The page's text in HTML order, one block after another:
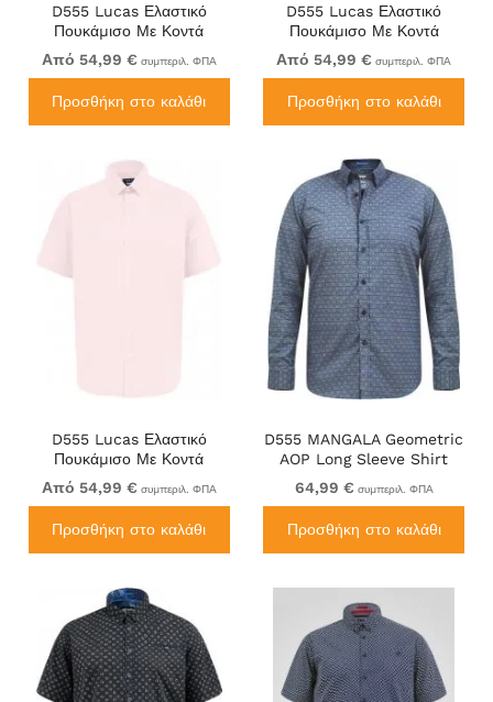
D555 Lucas Ελαστικό
Πουκάμισο Με Κοντά
Μανίκια Ανθεκτικό Στους
Λεκέδες Χωρίς Σιδέρωμα
Από 54,99 € συμπεριλ. ΦΠΑ
Προσθήκη στο καλάθι
D555 Lucas Ελαστικό
Πουκάμισο Με Κοντά
Μανίκια Ανθεκτικό Στους
Λεκέδες Χωρίς Σιδέρωμα
Από 54,99 € συμπεριλ. ΦΠΑ
Προσθήκη στο καλάθι
D555 Lucas Ελαστικό
Πουκάμισο Με Κοντά
Μανίκια Ανθεκτικό Στους
Λεκέδες Χωρίς Σιδέρωμα
Από 54,99 € συμπεριλ. ΦΠΑ
Προσθήκη στο καλάθι
D555 MANGALA Geometric
AOP Long Sleeve Shirt
With Concealed Button
Down Collar Navy
64,99 € συμπεριλ. ΦΠΑ
Προσθήκη στο καλάθι